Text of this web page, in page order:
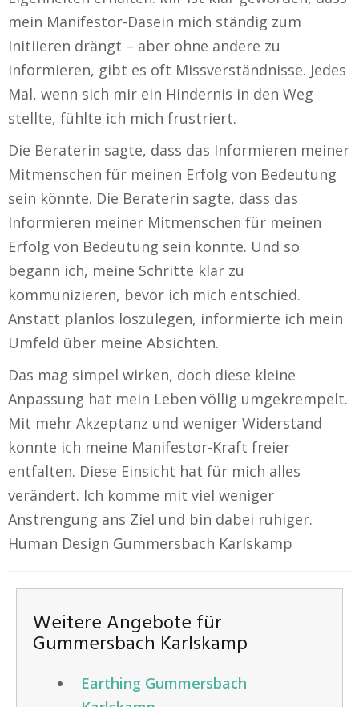
mein Manifestor-Dasein mich ständig zum
Initiieren drängt – aber ohne andere zu
informieren, gibt es oft Missverständnisse. Jedes
Mal, wenn sich mir ein Hindernis in den Weg
stellte, fühlte ich mich frustriert.
Die Beraterin sagte, dass das Informieren meiner
Mitmenschen für meinen Erfolg von Bedeutung
sein könnte. Die Beraterin sagte, dass das
Informieren meiner Mitmenschen für meinen
Erfolg von Bedeutung sein könnte. Und so
begann ich, meine Schritte klar zu
kommunizieren, bevor ich mich entschied.
Anstatt planlos loszulegen, informierte ich mein
Umfeld über meine Absichten.
Das mag simpel wirken, doch diese kleine
Anpassung hat mein Leben völlig umgekrempelt.
Mit mehr Akzeptanz und weniger Widerstand
konnte ich meine Manifestor-Kraft freier
entfalten. Diese Einsicht hat für mich alles
verändert. Ich komme mit viel weniger
Anstrengung ans Ziel und bin dabei ruhiger.
Human Design Gummersbach Karlskamp
Weitere Angebote für
Gummersbach Karlskamp
Earthing Gummersbach